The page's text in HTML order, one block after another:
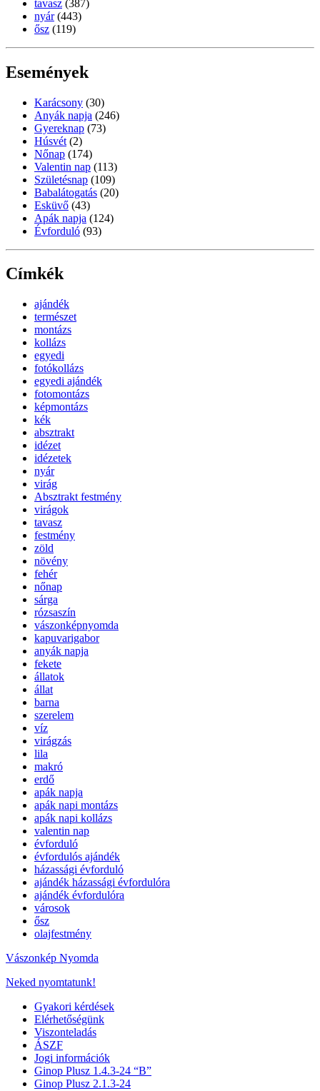
tavasz (387)
nyár (443)
ősz (119)
Események
Karácsony (30)
Anyák napja (246)
Gyereknap (73)
Húsvét (2)
Nőnap (174)
Valentin nap (113)
Születésnap (109)
Babalátogatás (20)
Esküvő (43)
Apák napja (124)
Évforduló (93)
Címkék
ajándék
természet
montázs
kollázs
egyedi
fotókollázs
egyedi ajándék
fotomontázs
képmontázs
kék
absztrakt
idézet
idézetek
nyár
virág
Absztrakt festmény
virágok
tavasz
festmény
zöld
növény
fehér
nőnap
sárga
rózsaszín
vászonképnyomda
kapuvarigabor
anyák napja
fekete
állatok
állat
barna
szerelem
víz
virágzás
lila
makró
erdő
apák napja
apák napi montázs
apák napi kollázs
valentin nap
évforduló
évfordulós ajándék
házassági évforduló
ajándék házassági évfordulóra
ajándék évfordulóra
városok
ősz
olajfestmény
Vászonkép Nyomda
Neked nyomtatunk!
Gyakori kérdések
Elérhetőségünk
Viszonteladás
ÁSZF
Jogi információk
Ginop Plusz 1.4.3-24 “B”
Ginop Plusz 2.1.3-24